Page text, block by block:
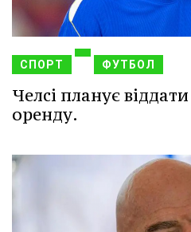
СПОРТ ФУТБОЛ
Челсі планує
оренду.